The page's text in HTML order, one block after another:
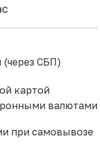
СБП)
картой
валютами
при самовывозе